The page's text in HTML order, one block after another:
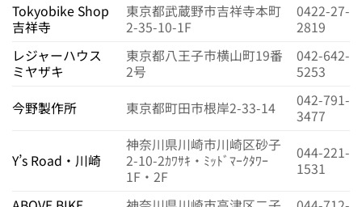
Tokyobike Shop
吉祥寺
東京都武蔵野市吉祥寺本町
2-35-10-1F
0422-27-
2819
レジャーハウス
ミヤザキ
東京都八王子市横山町19番
2号
042-642-
5253
今野製作所
東京都町田市根岸2-33-14
042-791-
3477
Y’s Road・川崎
神奈川県川崎市川崎区砂子
2-10-2ｶﾜｻｷ・ﾐｯﾄﾞﾏｰｸﾀﾜｰ
1F・2F
044-221-
1531